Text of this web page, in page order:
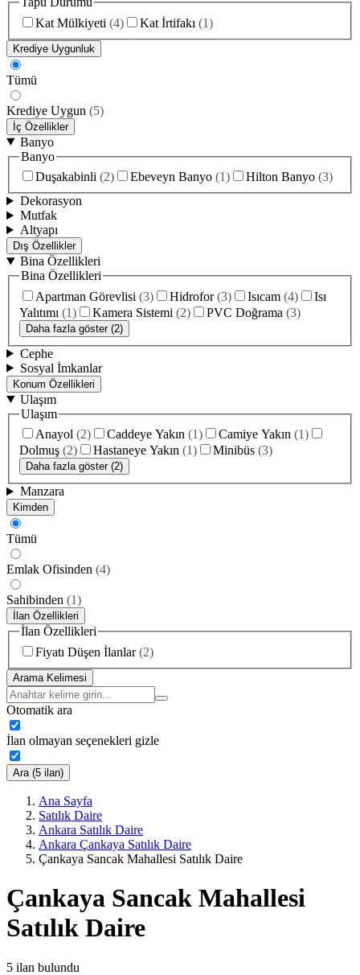
Kat Mülkiyeti (4) Kat İrtifakı (1)
Krediye Uygunluk
Tümü
Krediye Uygun (5)
İç Özellikler
Banyo
Banyo
Duşakabinli (2) Ebeveyn Banyo (1) Hilton Banyo (3)
Dekorasyon
Mutfak
Altyapı
Dış Özellikler
Bina Özellikleri
Bina Özellikleri
Apartman Görevlisi (3) Hidrofor (3) Isıcam (4)
Isı
Yalıtımı (1) Kamera Sistemi (2) PVC Doğrama (3)
Daha fazla göster (2)
Cephe
Sosyal İmkanlar
Konum Özellikleri
Ulaşım
Ulaşım
Anayol (2) Caddeye Yakın (1) Camiye Yakın (1)
Dolmuş (2) Hastaneye Yakın (1) Minibüs (3)
Daha fazla göster (2)
Manzara
Kimden
Tümü
Emlak Ofisinden (4)
Sahibinden (1)
İlan Özellikleri
İlan Özellikleri
Fiyatı Düşen İlanlar (2)
Arama Kelimesi
Otomatik ara
İlan olmayan seçenekleri gizle
Ara (5 ilan)
Ana Sayfa
Satılık Daire
Ankara Satılık Daire
Ankara Çankaya Satılık Daire
Çankaya Sancak Mahallesi Satılık Daire
Çankaya Sancak Mahallesi
Satılık Daire
5 ilan bulundu